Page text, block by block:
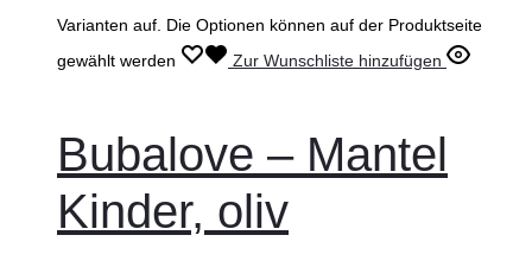
Varianten auf. Die Optionen können auf der Produktseite
gewählt werden
Zur Wunschliste hinzufügen
Bubalove – Mantel
Kinder, oliv